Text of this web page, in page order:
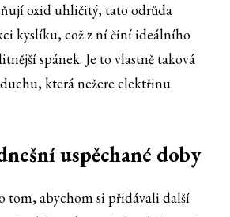
oxid uhličitý, tato odrůda
kyslíku, což z ní činí ideálního
spánek. Je to vlastně taková
která nežere elektřinu.
uspěchané doby
tom, abychom si přidávali další